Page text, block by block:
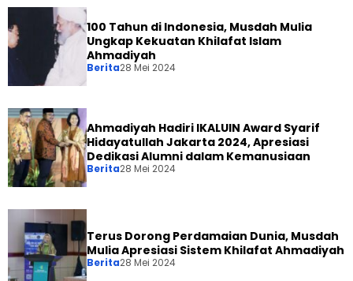
100 Tahun di Indonesia, Musdah Mulia
Ungkap Kekuatan Khilafat Islam
Ahmadiyah
Berita28 Mei 2024
Ahmadiyah Hadiri IKALUIN Award Syarif
Hidayatullah Jakarta 2024, Apresiasi
Dedikasi Alumni dalam Kemanusiaan
Berita28 Mei 2024
Terus Dorong Perdamaian Dunia, Musdah
Mulia Apresiasi Sistem Khilafat Ahmadiyah
Berita28 Mei 2024